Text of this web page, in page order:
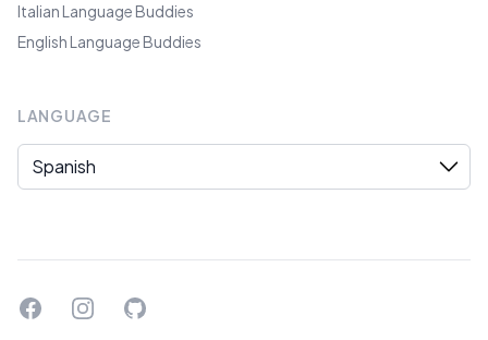
Italian Language Buddies
English Language Buddies
LANGUAGE
Language
FacebookInstagramGitHub